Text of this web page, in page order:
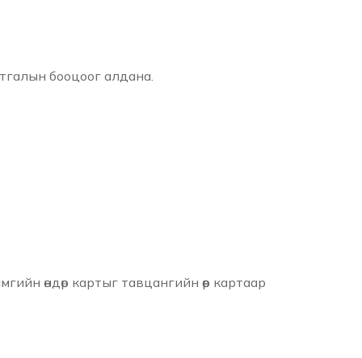
бооцоог алдана.
өндөр картыг тавцангийн өөр картаар